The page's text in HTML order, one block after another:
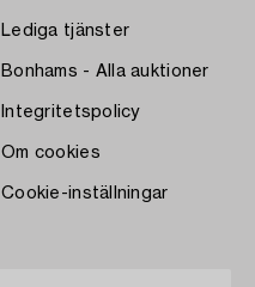
Lediga tjänster
Bonhams - Alla auktioner
Integritetspolicy
Om cookies
Cookie-inställningar